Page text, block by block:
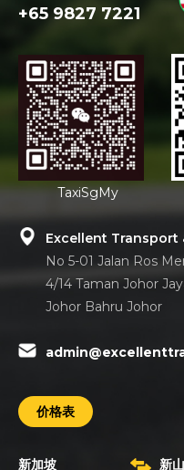
+65 9827 7221
TaxiSgMy
Excellent Transport
No 5-01 Jalan Ros
4/14 Taman Johor
Johor Bahru Johor
价格表
新加坡 新山